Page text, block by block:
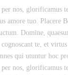
per nos, glorificamus
amore tuo. Placere
Domine,
te, et virtus
qui utuntur hoc
per nos, glorificamus